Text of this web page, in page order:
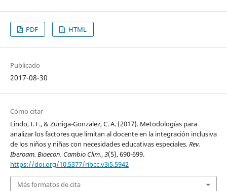
PDF HTML
Publicado
2017-08-30
Cómo citar
Lindo, I. F., & Zuniga-Gonzalez, C. A. (2017). Metodologías para
analizar los factores que limitan al docente en la integración inclusiva
de los niños y niñas con necesidades educativas especiales.Rev.
Iberoam. Bioecon. Cambio Clim.,3(5), 690-699.
https://doi.org/10.5377/ribcc.v3i5.5942
Más formatos de cita